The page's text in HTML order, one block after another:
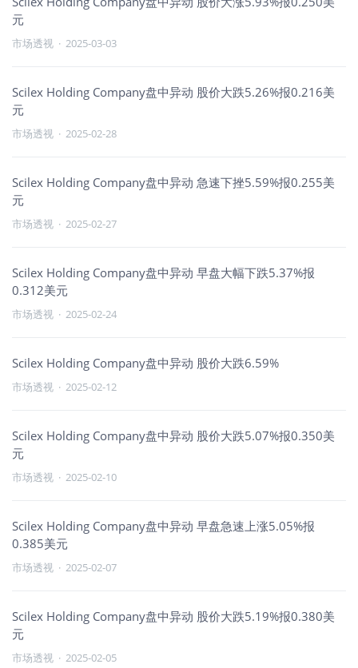
元
市场透视 · 2025-03-03
Scilex Holding Company盘中异动 股价大跌5.26%报0.216美
元
市场透视 · 2025-02-28
Scilex Holding Company盘中异动 急速下挫5.59%报0.255美
元
市场透视 · 2025-02-27
Scilex Holding Company盘中异动 早盘大幅下跌5.37%报
0.312美元
市场透视 · 2025-02-24
Scilex Holding Company盘中异动 股价大跌6.59%
市场透视 · 2025-02-12
Scilex Holding Company盘中异动 股价大跌5.07%报0.350美
元
市场透视 · 2025-02-10
Scilex Holding Company盘中异动 早盘急速上涨5.05%报
0.385美元
市场透视 · 2025-02-07
Scilex Holding Company盘中异动 股价大跌5.19%报0.380美
元
市场透视 · 2025-02-05